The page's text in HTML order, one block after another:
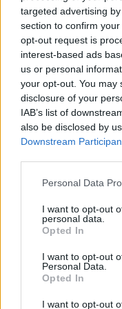
targeted advertising
section to confirm
opt-out request is
interest-based ads
us or personal
your opt-out. You may
disclosure of your
IAB’s list of
also be disclosed by
Downstream
Personal Data
I want to opt-out
personal data.
Opted In
I want to opt-out
Personal Data.
Opted In
I want to opt-out
lade det
Som taget ur en
tvingar – med
man i en bil och
Polisen och
Enligt Tove Hägg,
berättade vittnet
det misstänkta
”kidnappats” till
Efter att
sista gång innan